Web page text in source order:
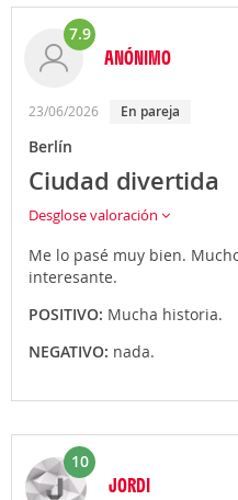
7.9
ANÓNIMO
23/06/2026 En pareja
Berlín
Ciudad divertida
Desglose valoración
Me lo pasé muy bien.
interesante.
POSITIVO: Mucha historia.
NEGATIVO: nada.
10
JORDI